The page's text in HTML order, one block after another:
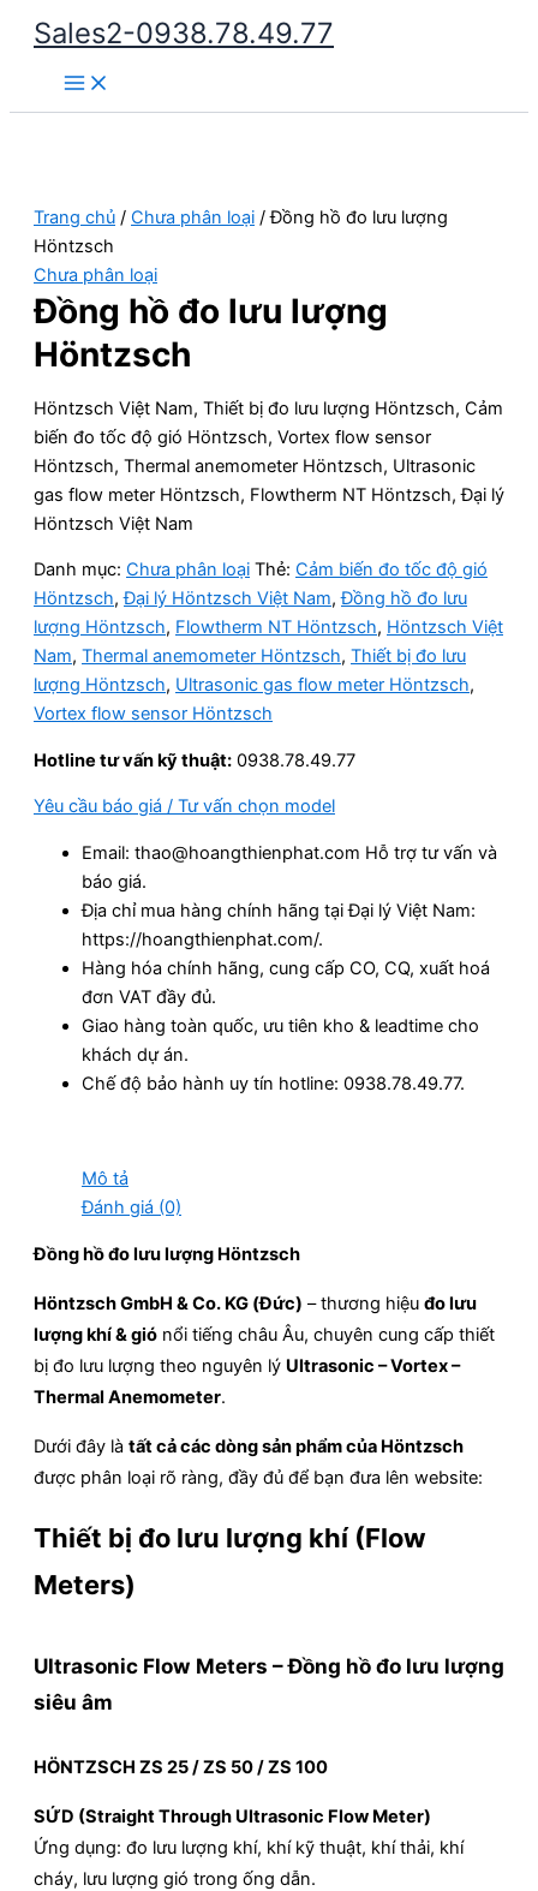
Nhảy
dung
Sales2-0938.78.49.77
Main
Menu
Trang chủ / Chưa phân loại / Đồng hồ đo lưu lượng
Höntzsch
Chưa phân loại
Đồng hồ đo lưu lượng
Höntzsch
Höntzsch Việt Nam, Thiết bị đo lưu lượng Höntzsch, Cảm
biến đo tốc độ gió Höntzsch, Vortex flow sensor
Höntzsch, Thermal anemometer Höntzsch, Ultrasonic
gas flow meter Höntzsch, Flowtherm NT Höntzsch, Đại lý
Höntzsch Việt Nam
Danh mục: Chưa phân loại Thẻ: Cảm biến đo tốc độ gió
Höntzsch,Đại lý Höntzsch Việt Nam,Đồng hồ đo lưu
lượng Höntzsch, Flowtherm NT Höntzsch, Höntzsch Việt
Nam, Thermal anemometer Höntzsch, Thiết bị đo lưu
lượng Höntzsch, Ultrasonic gas flow meter Höntzsch,
Vortex flow sensor Höntzsch
Hotline tư vấn kỹ thuật: 0938.78.49.77
Yêu cầu báo giá / Tư vấn chọn model
Email: thao@hoangthienphat.com Hỗ trợ tư vấn và
báo giá.
Địa chỉ mua hàng chính hãng tại Đại lý Việt Nam:
https://hoangthienphat.com/.
Hàng hóa chính hãng, cung cấp CO, CQ, xuất hoá
đơn VAT đầy đủ.
Giao hàng toàn quốc, ưu tiên kho & leadtime cho
khách dự án.
Chế độ bảo hành uy tín hotline: 0938.78.49.77.
Mô tả
Đánh giá (0)
Đồng hồ đo lưu lượng Höntzsch
Höntzsch GmbH & Co. KG (Đức) – thương hiệu đo lưu
lượng khí & gió nổi tiếng châu Âu, chuyên cung cấp thiết
bị đo lưu lượng theo nguyên lý Ultrasonic – Vortex –
Thermal Anemometer.
Dưới đây là tất cả các dòng sản phẩm của Höntzsch
được phân loại rõ ràng, đầy đủ để bạn đưa lên website:
Thiết bị đo lưu lượng khí (Flow
Meters)
Ultrasonic Flow Meters – Đồng hồ đo lưu lượng
siêu âm
HÖNTZSCH ZS 25 / ZS 50 / ZS 100
SỨD (Straight Through Ultrasonic Flow Meter)
Ứng dụng: đo lưu lượng khí, khí kỹ thuật, khí thải, khí
cháy, lưu lượng gió trong ống dẫn.